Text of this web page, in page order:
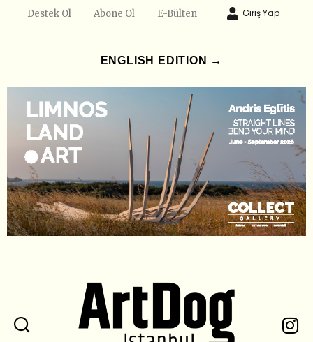
Destek Ol Abone Ol E-Bülten Giriş Yap
ENGLISH EDITION →